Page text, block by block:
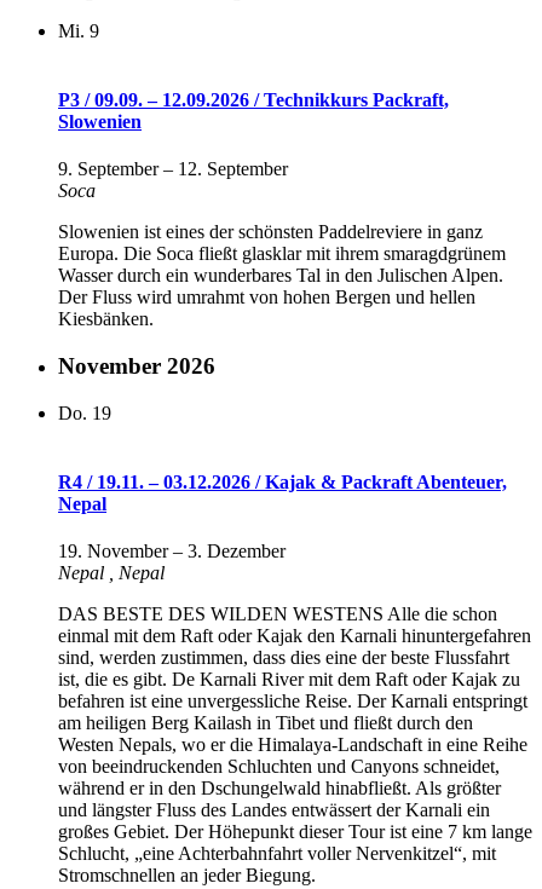
Mi. 9
P3 / 09.09. – 12.09.2026 / Technikkurs Packraft,
Slowenien
9. September– 12. September
Soca
Slowenien ist eines der schönsten Paddelreviere in ganz
Europa. Die Soca fließt glasklar mit ihrem smaragdgrünem
Wasser durch ein wunderbares Tal in den Julischen Alpen.
Der Fluss wird umrahmt von hohen Bergen und hellen
Kiesbänken.
November 2026
Do. 19
R4 / 19.11. – 03.12.2026 / Kajak & Packraft Abenteuer,
Nepal
19. November– 3. Dezember
Nepal
, Nepal
DAS BESTE DES WILDEN WESTENS Alle die schon
einmal mit dem Raft oder Kajak den Karnali hinuntergefahren
sind, werden zustimmen, dass dies eine der beste Flussfahrt
ist, die es gibt. De Karnali River mit dem Raft oder Kajak zu
befahren ist eine unvergessliche Reise. Der Karnali entspringt
am heiligen Berg Kailash in Tibet und fließt durch den
Westen Nepals, wo er die Himalaya-Landschaft in eine Reihe
von beeindruckenden Schluchten und Canyons schneidet,
während er in den Dschungelwald hinabfließt. Als größter
und längster Fluss des Landes entwässert der Karnali ein
großes Gebiet. Der Höhepunkt dieser Tour ist eine 7 km lange
Schlucht, „eine Achterbahnfahrt voller Nervenkitzel“, mit
Stromschnellen an jeder Biegung.